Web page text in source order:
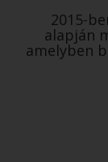
2015-
alapján
amelyben